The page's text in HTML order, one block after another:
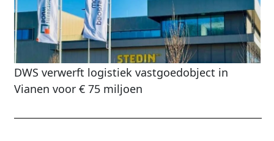
DWS verwerft logistiek vastgoedobject in
Vianen voor € 75 miljoen